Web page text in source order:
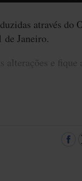
através do
de Janeiro.
e fique